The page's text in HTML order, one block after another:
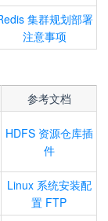
集群规划部署
注意事项
参考文档
HDFS 资源仓库插
件
Linux 系统安装配
置 FTP